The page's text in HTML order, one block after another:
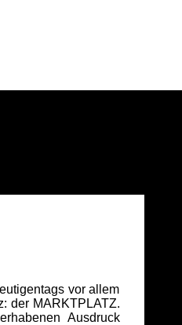
vor allem
der MARKTPLATZ.
Ausdruck